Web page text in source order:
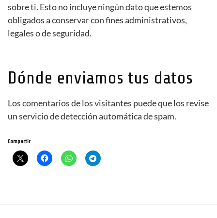
sobre ti. Esto no incluye ningún dato que estemos
obligados a conservar con fines administrativos,
legales o de seguridad.
Dónde enviamos tus datos
Los comentarios de los visitantes puede que los revise
un servicio de detección automática de spam.
Compartir